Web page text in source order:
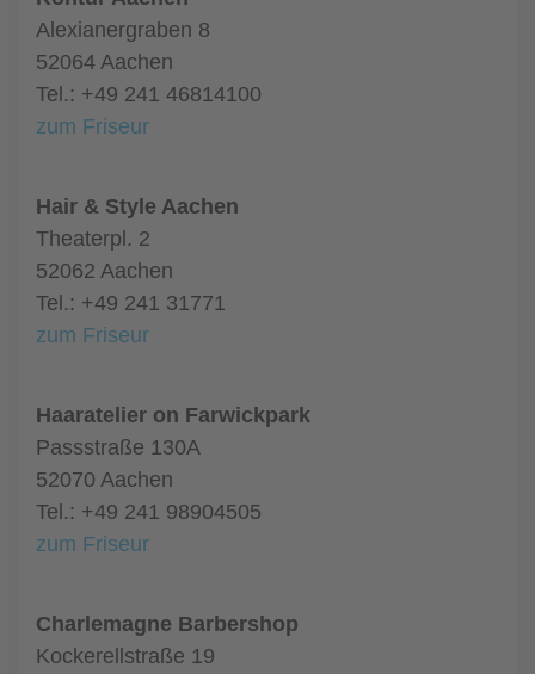
Alexianergraben 8
52064 Aachen
Tel.: +49 241 46814100
zum Friseur
Hair & Style Aachen
Theaterpl. 2
52062 Aachen
Tel.: +49 241 31771
zum Friseur
Haaratelier on Farwickpark
Passstraße 130A
52070 Aachen
Tel.: +49 241 98904505
zum Friseur
Charlemagne Barbershop
Kockerellstraße 19